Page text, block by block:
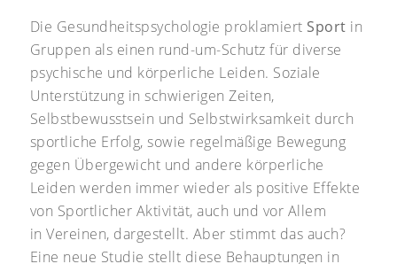
Die Gesundheitspsychologie proklamiert Sport in
Gruppen als einen rund-um-Schutz für diverse
psychische und körperliche Leiden. Soziale
Unterstützung in schwierigen Zeiten,
Selbstbewusstsein und Selbstwirksamkeit durch
sportliche Erfolg, sowie regelmäßige Bewegung
gegen Übergewicht und andere körperliche
Leiden werden immer wieder als positive Effekte
von Sportlicher Aktivität, auch und vor Allem
in Vereinen, dargestellt. Aber stimmt das auch?
Eine neue Studie stellt diese Behauptungen in